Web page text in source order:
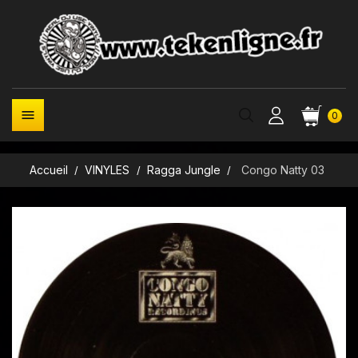
0

Accueil VINYLES Ragga Jungle Congo Natty 03